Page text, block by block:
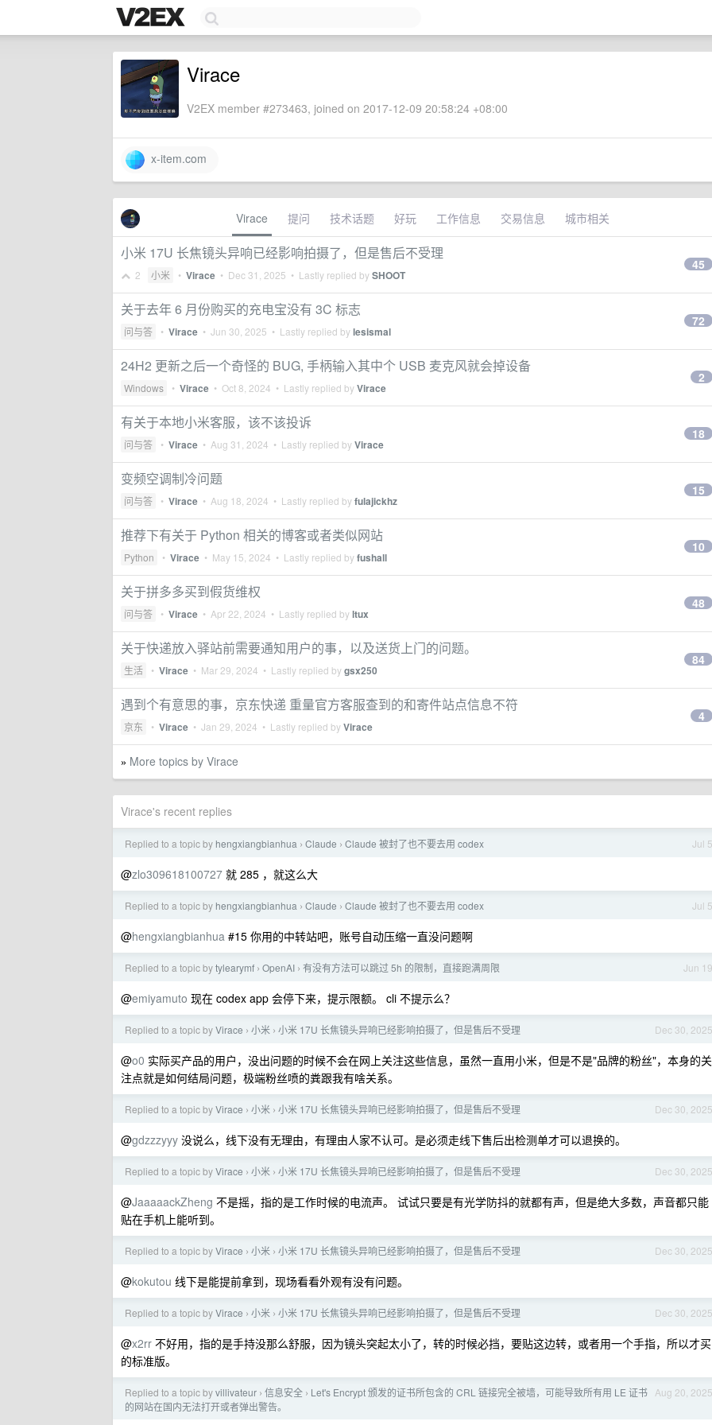
Virace
V2EX member #273463, joined on 2017-12-09 20:58:24 +08:00
x-item.com
Virace 提问 技术话题 好玩 工作信息 交易信息 城市相关
小米 17U 长焦镜头异响已经影响拍摄了，但是售后不受理
2 小米 • Virace • Dec 31, 2025 • Lastly replied bySHOOT
45
关于去年 6 月份购买的充电宝没有 3C 标志
问与答 • Virace • Jun 30, 2025 • Lastly replied bylesismal
72
24H2 更新之后一个奇怪的 BUG, 手柄输入其中个 USB 麦克风就会掉设备
Windows • Virace • Oct 8, 2024 • Lastly replied byVirace
2
有关于本地小米客服，该不该投诉
问与答 • Virace • Aug 31, 2024 • Lastly replied byVirace
18
变频空调制冷问题
问与答 • Virace • Aug 18, 2024 • Lastly replied byfulajickhz
15
推荐下有关于 Python 相关的博客或者类似网站
Python • Virace • May 15, 2024 • Lastly replied byfushall
10
关于拼多多买到假货维权
问与答 • Virace • Apr 22, 2024 • Lastly replied byltux
48
关于快递放入驿站前需要通知用户的事，以及送货上门的问题。
生活 • Virace • Mar 29, 2024 • Lastly replied bygsx250
84
遇到个有意思的事，京东快递 重量官方客服查到的和寄件站点信息不符
京东 • Virace • Jan 29, 2024 • Lastly replied byVirace
4
» More topics by Virace
Virace's recent replies
Jul 5
Replied to a topic by hengxiangbianhua › Claude › Claude 被封了也不要去用 codex
@zlo309618100727 就 285 ，就这么大
Jul 5
Replied to a topic by hengxiangbianhua › Claude › Claude 被封了也不要去用 codex
@hengxiangbianhua #15 你用的中转站吧，账号自动压缩一直没问题啊
Jun 19
Replied to a topic bytylearymf › OpenAI › 有没有方法可以跳过 5h 的限制，直接跑满周限
@emiyamuto 现在 codex app 会停下来，提示限额。 cli 不提示么？
Dec 30, 2025
Replied to a topic byVirace › 小米 › 小米 17U 长焦镜头异响已经影响拍摄了，但是售后不受理
@o0 实际买产品的用户，没出问题的时候不会在网上关注这些信息，虽然一直用小米，但是不是"品牌的粉丝"，本身的关
注点就是如何结局问题，极端粉丝喷的粪跟我有啥关系。
Dec 30, 2025
Replied to a topic byVirace › 小米 › 小米 17U 长焦镜头异响已经影响拍摄了，但是售后不受理
@gdzzzyyy 没说么，线下没有无理由，有理由人家不认可。是必须走线下售后出检测单才可以退换的。
Dec 30, 2025
Replied to a topic byVirace › 小米 › 小米 17U 长焦镜头异响已经影响拍摄了，但是售后不受理
@JaaaaackZheng 不是摇，指的是工作时候的电流声。 试试只要是有光学防抖的就都有声，但是绝大多数，声音都只能
贴在手机上能听到。
Dec 30, 2025
Replied to a topic byVirace › 小米 › 小米 17U 长焦镜头异响已经影响拍摄了，但是售后不受理
@kokutou 线下是能提前拿到，现场看看外观有没有问题。
Dec 30, 2025
Replied to a topic byVirace › 小米 › 小米 17U 长焦镜头异响已经影响拍摄了，但是售后不受理
@x2rr 不好用，指的是手持没那么舒服，因为镜头突起太小了，转的时候必挡，要贴这边转，或者用一个手指，所以才买
的标准版。
Aug 20, 2025
Replied to a topic byvillivateur › 信息安全 › Let's Encrypt 颁发的证书所包含的 CRL 链接完全被墙，可能导致所有用 LE 证书
的网站在国内无法打开或者弹出警告。